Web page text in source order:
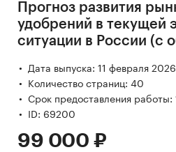
Прогноз развития
удобрений в текущей
ситуации в России (с
Дата выпуска: 11 февраля 2026
Количество страниц: 40
Срок предоставления работы:
ID: 69200
99 000 ₽